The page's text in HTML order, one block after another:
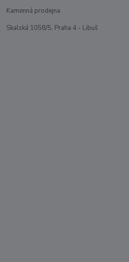
Kamenná prodejna
Skalská 1058/5, Praha 4 - Libuš